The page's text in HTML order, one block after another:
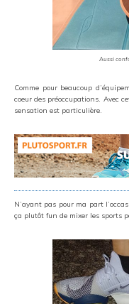
Aussi
Comme pour beaucoup
coeur des préoccupations. Avec
sensation est particulière.
N’ayant pas pour ma part
ça plutôt fun de mixer les sports